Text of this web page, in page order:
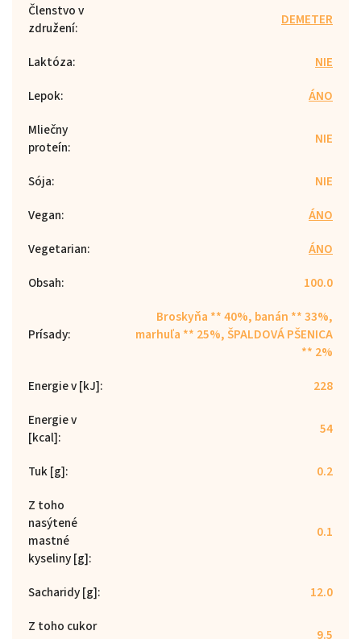
Členstvo v
združení: DEMETER
Laktóza:
NIE
Lepok:
ÁNO
Mliečny
proteín: NIE
Sója:
NIE
Vegan:
ÁNO
Vegetarian:
ÁNO
Obsah: 100.0
Prísady:
Broskyňa ** 40%, banán ** 33%,
marhuľa ** 25%, ŠPALDOVÁ PŠENICA
** 2%
Energie v [kJ]:
228
Energie v
[kcal]: 54
Tuk [g]:
0.2
Z toho
nasýtené
mastné
kyseliny [g]:
0.1
Sacharidy [g]:
12.0
Z toho cukor
9.5